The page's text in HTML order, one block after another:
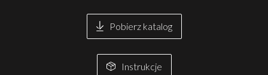
Pobierz katalog
Instrukcje